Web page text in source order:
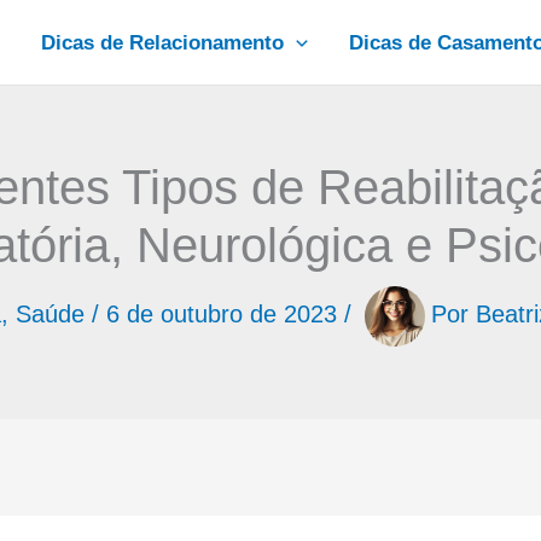
Dicas de Relacionamento Dicas de
Tipos de
Neurológica e
, Saúde / 6 de outubro de 2023 / Por